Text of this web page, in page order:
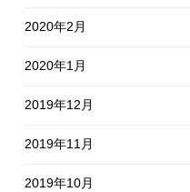
2020年2月
2020年1月
2019年12月
2019年11月
2019年10月